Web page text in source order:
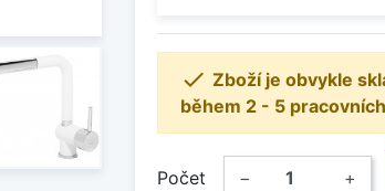
 Zboží je obvykle
během 2 - 5
Počet − +